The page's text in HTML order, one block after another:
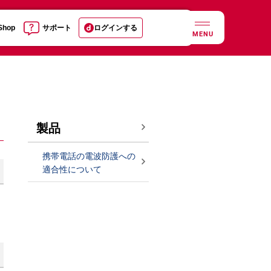
サポート ログインする
MENU
製品
携帯電話の電波防護への
適合性について